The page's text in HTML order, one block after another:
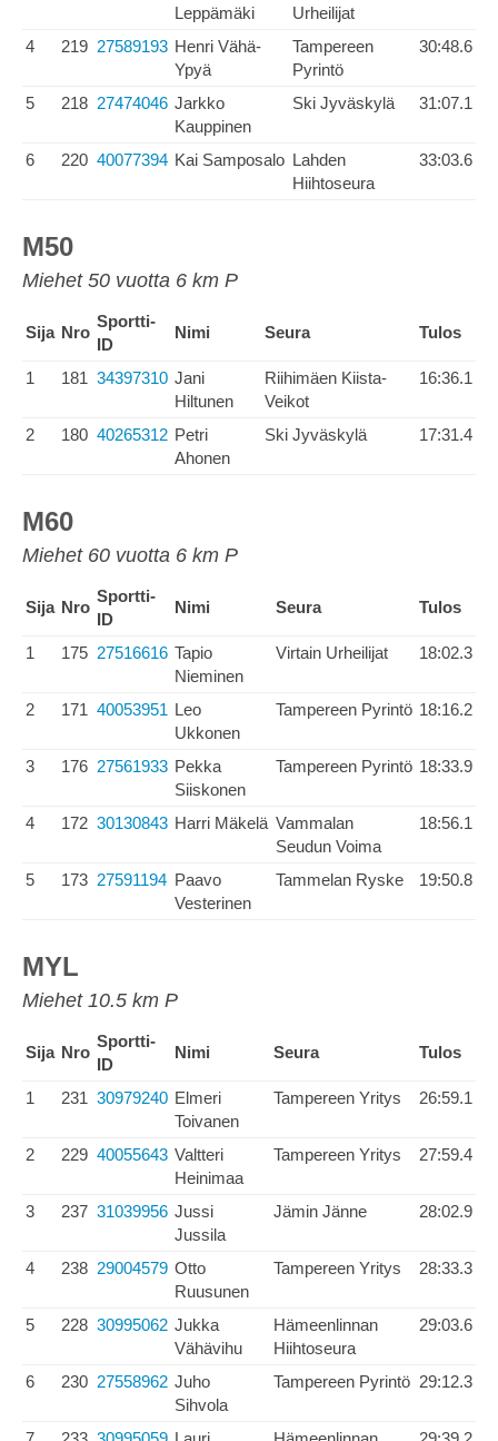
Leppämäki
Urheilijat
4 219 27589193 Henri Vähä-
Ypyä
Tampereen
Pyrintö
30:48.6
5 218 27474046 Jarkko
Kauppinen
Ski Jyväskylä 31:07.1
6 220 40077394 Kai Samposalo Lahden
Hiihtoseura
33:03.6
M50
Miehet 50 vuotta 6 km P
Sija Nro
Sportti-
ID
Nimi Seura Tulos
1 181 34397310 Jani
Hiltunen
Riihimäen Kiista-
Veikot
16:36.1
2 180 40265312 Petri
Ahonen
Ski Jyväskylä 17:31.4
M60
Miehet 60 vuotta 6 km P
Sija Nro
Sportti-
ID
Nimi Seura Tulos
1 175 27516616 Tapio
Nieminen
Virtain Urheilijat 18:02.3
2 171 40053951 Leo
Ukkonen
Tampereen Pyrintö 18:16.2
3 176 27561933 Pekka
Siiskonen
Tampereen Pyrintö 18:33.9
4 172 30130843 Harri Mäkelä Vammalan
Seudun Voima
18:56.1
5 173 27591194 Paavo
Vesterinen
Tammelan Ryske 19:50.8
MYL
Miehet 10.5 km P
Sija Nro
Sportti-
ID
Nimi Seura Tulos
1 231 30979240 Elmeri
Toivanen
Tampereen Yritys 26:59.1
2 229 40055643 Valtteri
Heinimaa
Tampereen Yritys 27:59.4
3 237 31039956 Jussi
Jussila
Jämin Jänne 28:02.9
4 238 29004579 Otto
Ruusunen
Tampereen Yritys 28:33.3
5 228 30995062 Jukka
Vähävihu
Hämeenlinnan
Hiihtoseura
29:03.6
6 230 27558962 Juho
Sihvola
Tampereen Pyrintö 29:12.3